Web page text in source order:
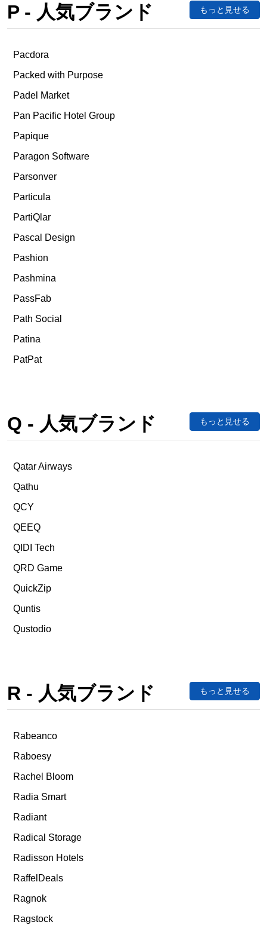
P - 人気ブランド もっと見せる
Pacdora
Packed with Purpose
Padel Market
Pan Pacific Hotel Group
Papique
Paragon Software
Parsonver
Particula
PartiQlar
Pascal Design
Pashion
Pashmina
PassFab
Path Social
Patina
PatPat
Q - 人気ブランド もっと見せる
Qatar Airways
Qathu
QCY
QEEQ
QIDI Tech
QRD Game
QuickZip
Quntis
Qustodio
R - 人気ブランド もっと見せる
Rabeanco
Raboesy
Rachel Bloom
Radia Smart
Radiant
Radical Storage
Radisson Hotels
RaffelDeals
Ragnok
Ragstock